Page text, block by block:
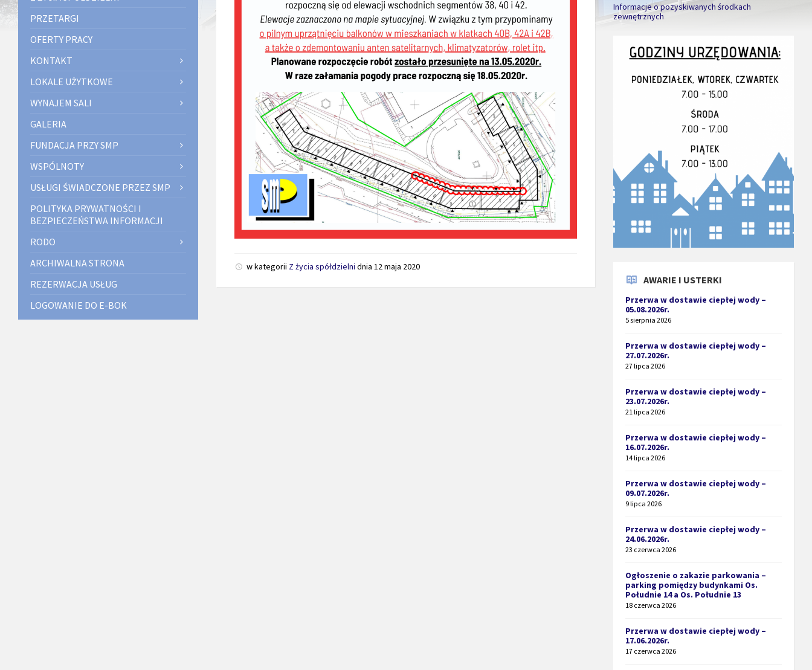
w kategorii Z życia spółdzielni dnia12 maja 2020
PRZETARGI
OFERTY PRACY
KONTAKT
LOKALE UŻYTKOWE
WYNAJEM SALI
GALERIA
FUNDACJA PRZY SMP
WSPÓLNOTY
USŁUGI ŚWIADCZONE PRZEZ SMP
POLITYKA PRYWATNOŚCI I
BEZPIECZEŃSTWA INFORMACJI
RODO
ARCHIWALNA STRONA
REZERWACJA USŁUG
LOGOWANIE DO E-BOK
Informacje o pozyskiwanych środkach
zewnętrznych
AWARIE I USTERKI
Przerwa w dostawie ciepłej wody –
05.08.2026r.
5 sierpnia 2026
Przerwa w dostawie ciepłej wody –
27.07.2026r.
27 lipca 2026
Przerwa w dostawie ciepłej wody –
23.07.2026r.
21 lipca 2026
Przerwa w dostawie ciepłej wody –
16.07.2026r.
14 lipca 2026
Przerwa w dostawie ciepłej wody –
09.07.2026r.
9 lipca 2026
Przerwa w dostawie ciepłej wody –
24.06.2026r.
23 czerwca 2026
Ogłoszenie o zakazie parkowania –
parking pomiędzy budynkami Os.
Południe 14 a Os. Południe 13
18 czerwca 2026
Przerwa w dostawie ciepłej wody –
17.06.2026r.
17 czerwca 2026